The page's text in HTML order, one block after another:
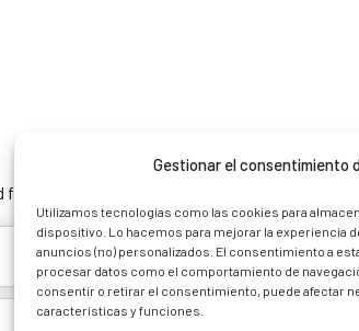
Gestionar el consentimiento
Utilizamos tecnologías como las cookies para
dispositivo. Lo hacemos para mejorar la experiencia
anuncios (no) personalizados. El consentimiento a
procesar datos como el comportamiento de
consentir o retirar el consentimiento, puede afectar
características y funciones.
are marked *